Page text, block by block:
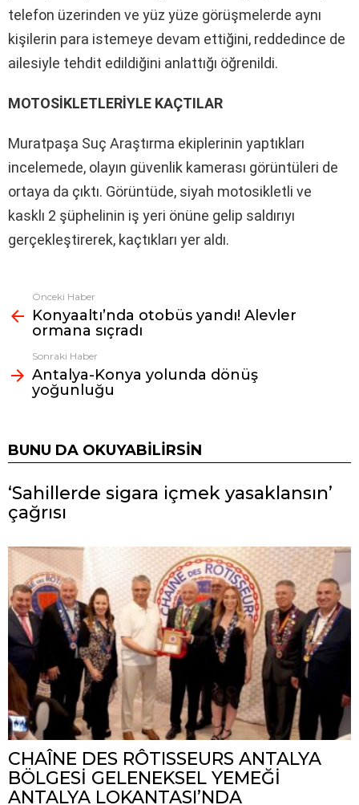
telefon üzerinden ve yüz yüze görüşmelerde aynı
kişilerin para istemeye devam ettiğini, reddedince de
ailesiyle tehdit edildiğini anlattığı öğrenildi.
MOTOSİKLETLERİYLE KAÇTILAR
Muratpaşa Suç Araştırma ekiplerinin yaptıkları
incelemede, olayın güvenlik kamerası görüntüleri de
ortaya da çıktı. Görüntüde, siyah motosikletli ve
kasklı 2 şüphelinin iş yeri önüne gelip saldırıyı
gerçekleştirerek, kaçtıkları yer aldı.
Fazlasına
bak
Önceki Haber
Konyaaltı’nda otobüs yandı! Alevler
ormana sıçradı
Sonraki Haber
Antalya-Konya yolunda dönüş
yoğunluğu
BUNU DA OKUYABILIRSIN
‘Sahillerde sigara içmek yasaklansın’
çağrısı
CHAÎNE DES RÔTISSEURS ANTALYA
BÖLGESİ GELENEKSEL YEMEĞİ
ANTALYA LOKANTASI’NDA